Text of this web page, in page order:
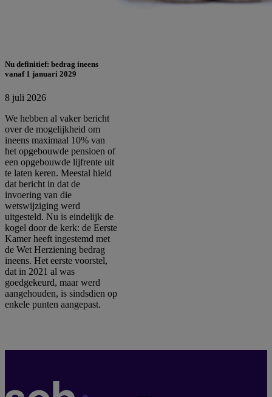
Nu definitief: bedrag ineens
vanaf 1 januari 2029
8 juli 2026
We hebben al vaker bericht
over de mogelijkheid om
ineens maximaal 10% van
het opgebouwde pensioen of
een opgebouwde lijfrente uit
te laten keren. Meestal hield
dat bericht in dat de
invoering van die
wetswijziging werd
uitgesteld. Nu is eindelijk de
kogel door de kerk: de Eerste
Kamer heeft ingestemd met
de Wet Herziening bedrag
ineens. Het eerste voorstel,
dat in 2021 al was
goedgekeurd, maar werd
aangehouden, is sindsdien op
enkele punten aangepast.